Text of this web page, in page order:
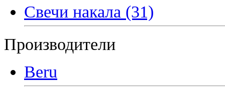
Свечи накала (31)
Производители
Beru